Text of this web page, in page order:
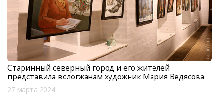
Старинный северный город и его жителей
представила вологжанам художник Мария Ведясова
27 марта 2024